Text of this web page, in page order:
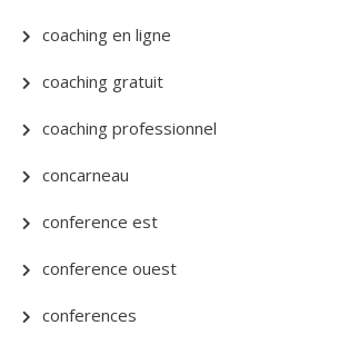
coaching en ligne
coaching gratuit
coaching professionnel
concarneau
conference est
conference ouest
conferences